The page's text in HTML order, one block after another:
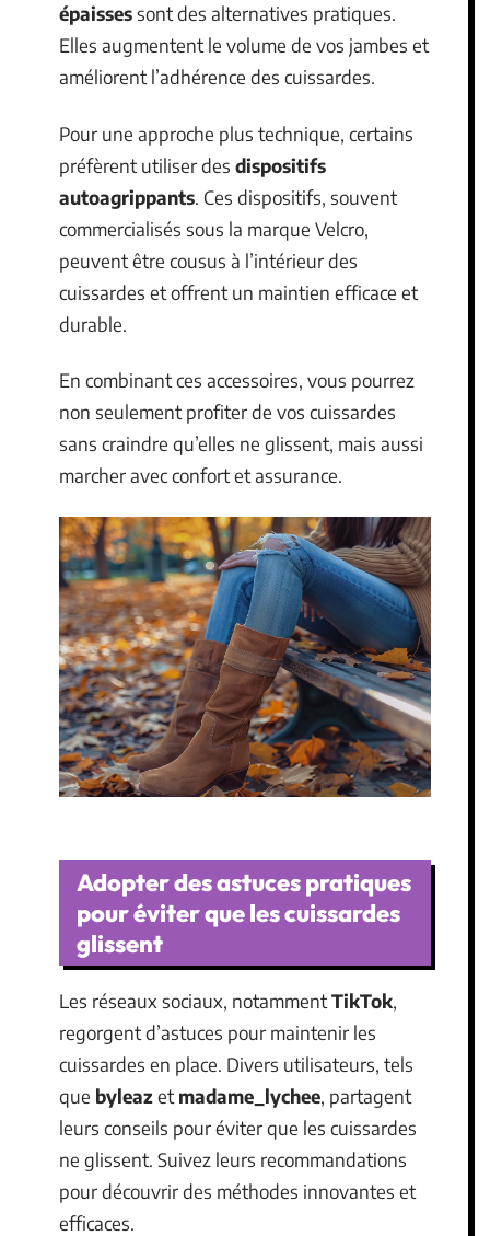
épaissessont des alternatives pratiques.
Elles augmentent le volume de vos jambes et
améliorent l’adhérence des cuissardes.
Pour une approche plus technique, certains
préfèrent utiliser des dispositifs
autoagrippants. Ces dispositifs, souvent
commercialisés sous la marque Velcro,
peuvent être cousus à l’intérieur des
cuissardes et offrent un maintien efficace et
durable.
En combinant ces accessoires, vous pourrez
non seulement profiter de vos cuissardes
sans craindre qu’elles ne glissent, mais aussi
marcher avec confort et assurance.
Adopter des astuces pratiques
pour éviter que les cuissardes
glissent
Les réseaux sociaux, notammentTikTok,
regorgent d’astuces pour maintenir les
cuissardes en place. Divers utilisateurs, tels
que byleazet madame_lychee, partagent
leurs conseils pour éviter que les cuissardes
ne glissent. Suivez leurs recommandations
pour découvrir des méthodes innovantes et
efficaces.